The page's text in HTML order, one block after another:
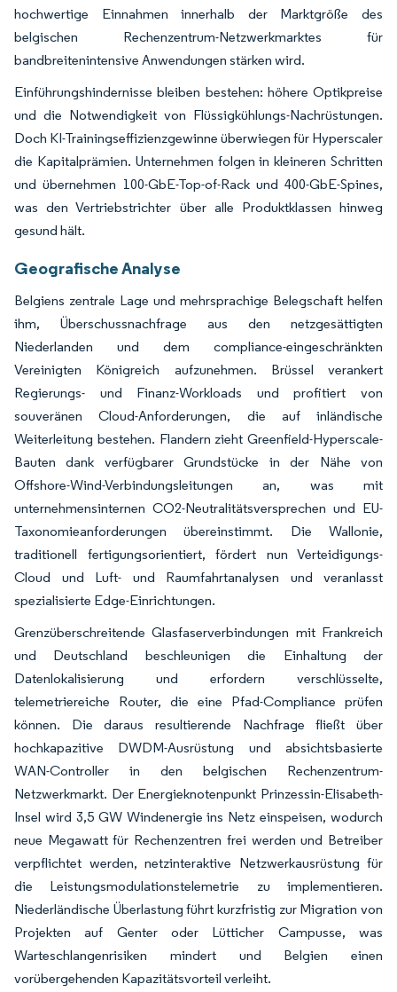
hochwertige Einnahmen innerhalb der Marktgröße des
belgischen Rechenzentrum-Netzwerkmarktes für
bandbreitenintensive Anwendungen stärken wird.
Einführungshindernisse bleiben bestehen: höhere Optikpreise
und die Notwendigkeit von Flüssigkühlungs-Nachrüstungen.
Doch KI-Trainingseffizienzgewinne überwiegen für Hyperscaler
die Kapitalprämien. Unternehmen folgen in kleineren Schritten
und übernehmen 100-GbE-Top-of-Rack und 400-GbE-Spines,
was den Vertriebstrichter über alle Produktklassen hinweg
gesund hält.
Geografische Analyse
Belgiens zentrale Lage und mehrsprachige Belegschaft helfen
ihm, Überschussnachfrage aus den netzgesättigten
Niederlanden und dem compliance-eingeschränkten
Vereinigten Königreich aufzunehmen. Brüssel verankert
Regierungs- und Finanz-Workloads und profitiert von
souveränen Cloud-Anforderungen, die auf inländische
Weiterleitung bestehen. Flandern zieht Greenfield-Hyperscale-
Bauten dank verfügbarer Grundstücke in der Nähe von
Offshore-Wind-Verbindungsleitungen an, was mit
unternehmensinternen CO2-Neutralitätsversprechen und EU-
Taxonomieanforderungen übereinstimmt. Die Wallonie,
traditionell fertigungsorientiert, fördert nun Verteidigungs-
Cloud und Luft- und Raumfahrtanalysen und veranlasst
spezialisierte Edge-Einrichtungen.
Grenzüberschreitende Glasfaserverbindungen mit Frankreich
und Deutschland beschleunigen die Einhaltung der
Datenlokalisierung und erfordern verschlüsselte,
telemetriereiche Router, die eine Pfad-Compliance prüfen
können. Die daraus resultierende Nachfrage fließt über
hochkapazitive DWDM-Ausrüstung und absichtsbasierte
WAN-Controller in den belgischen Rechenzentrum-
Netzwerkmarkt. Der Energieknotenpunkt Prinzessin-Elisabeth-
Insel wird 3,5 GW Windenergie ins Netz einspeisen, wodurch
neue Megawatt für Rechenzentren frei werden und Betreiber
verpflichtet werden, netzinteraktive Netzwerkausrüstung für
die Leistungsmodulationstelemetrie zu implementieren.
Niederländische Überlastung führt kurzfristig zur Migration von
Projekten auf Genter oder Lütticher Campusse, was
Warteschlangenrisiken mindert und Belgien einen
vorübergehenden Kapazitätsvorteil verleiht.